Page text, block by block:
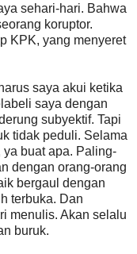
sehari-hari. Bahwa
koruptor.
KPK, yang menyeret
saya akui ketika
saya dengan
subyektif. Tapi
tidak peduli. Selama
buat apa. Paling-
dengan orang-orang
bergaul dengan
terbuka. Dan
menulis. Akan selalu
buruk.